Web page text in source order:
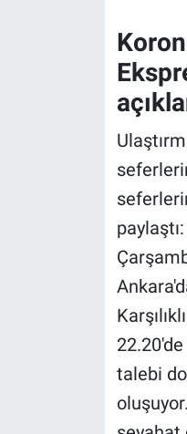
talebi
Gündem Özel
Günün görüntüsü
Koronavirüs
Kültür Sanat
Ne demişti